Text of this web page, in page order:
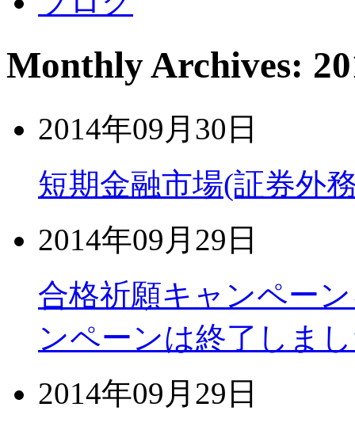
Monthly Archives:
2014年09月30日
短期金融市場(証券外
2014年09月29日
合格祈願キャンペー
ンペーンは終了しま
2014年09月29日